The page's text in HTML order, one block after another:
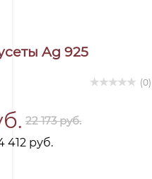
Ag 925
(0)
22 173 руб.
412 руб.